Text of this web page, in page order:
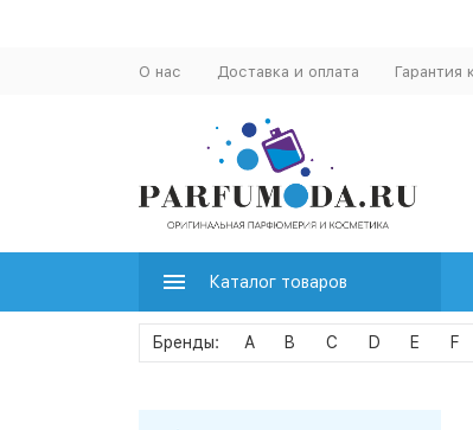
О нас Доставка и оплата Гарантия
Каталог товаров
A B C D E F